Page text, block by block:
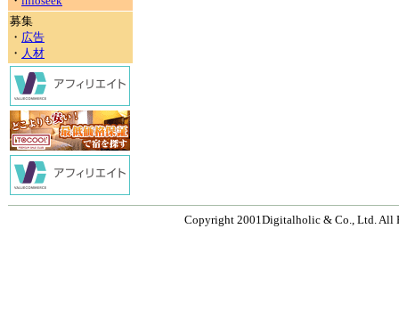
募集
・ 広告
・ 人材
Copyright 2001Digitalholic & Co., Ltd. All